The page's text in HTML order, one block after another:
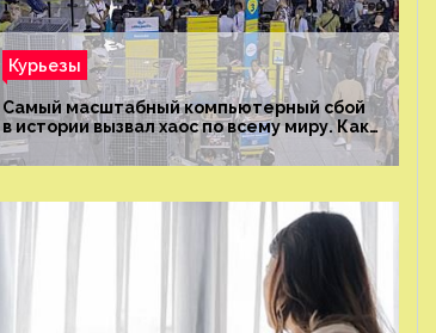
Курьезы
Самый масштабный компьютерный сбой
в истории вызвал хаос по всему миру. Как
это было?